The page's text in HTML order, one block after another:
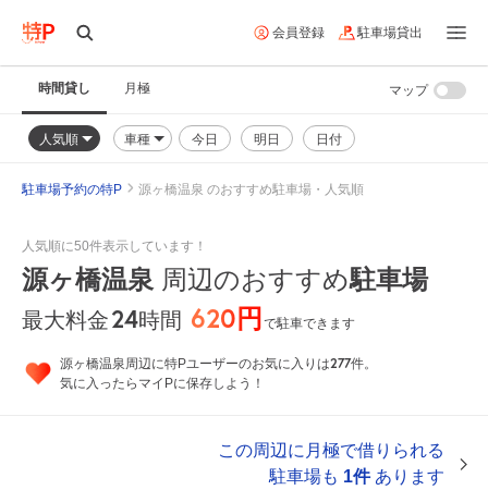
会員登録 駐車場貸出
時間貸し 月極
人気順 車種 今日 明日 日付
マップ
駐車場予約の特P 源ヶ橋温泉 のおすすめ駐車場・人気順
人気順に50件表示しています！
源ヶ橋温泉周辺のおすすめ駐車場
最大料金24時間 620円で駐車できます
源ヶ橋温泉周辺に特Pユーザーのお気に入りは277件。
気に入ったらマイPに保存しよう！
この周辺に月極で借りられる
駐車場も 1件あります